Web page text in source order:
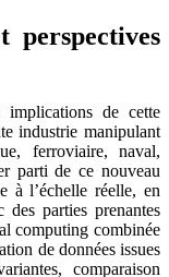
perspectives
de cette
industrie manipulant
ferroviaire, naval,
parti de ce nouveau
à l’échelle réelle, en
des parties prenantes
computing combinée
de données issues
comparaison